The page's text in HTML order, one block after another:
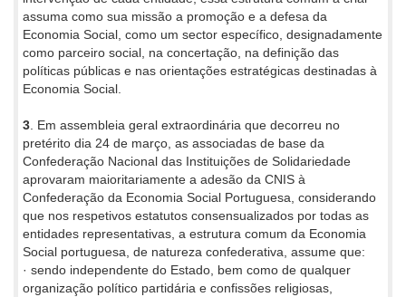
assuma como sua missão a promoção e a defesa da
Economia Social, como um sector específico, designadamente
como parceiro social, na concertação, na definição das
políticas públicas e nas orientações estratégicas destinadas à
Economia Social.
3 . Em assembleia geral extraordinária que decorreu no
pretérito dia 24 de março, as associadas de base da
Confederação Nacional das Instituições de Solidariedade
aprovaram maioritariamente a adesão da CNIS à
Confederação da Economia Social Portuguesa, considerando
que nos respetivos estatutos consensualizados por todas as
entidades representativas, a estrutura comum da Economia
Social portuguesa, de natureza confederativa, assume que:
· sendo independente do Estado, bem como de qualquer
organização político partidária e confissões religiosas,